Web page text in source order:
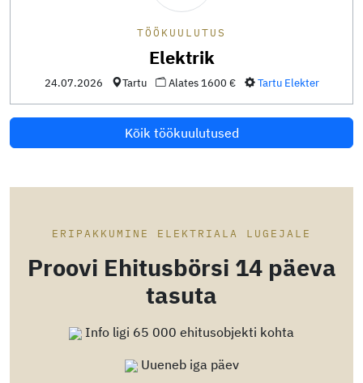
TÖÖKUULUTUS
Elektrik
24.07.2026 Tartu Alates 1600 € Tartu Elekter
Kõik töökuulutused
ERIPAKKUMINE ELEKTRIALA LUGEJALE
Proovi Ehitusbörsi 14 päeva
tasuta
Info ligi 65 000 ehitusobjekti kohta
Uueneb iga päev